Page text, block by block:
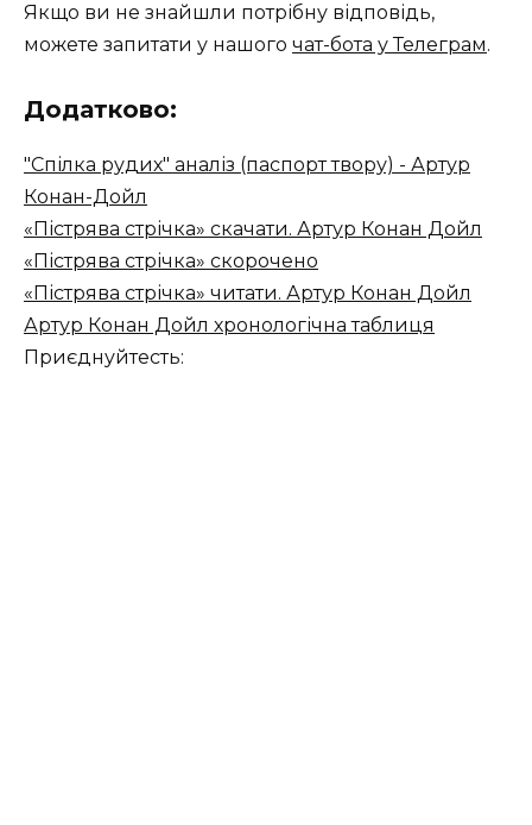
Якщо ви не знайшли потрібну відповідь,
можете запитати у нашого чат-бота у Телеграм.
Додатково:
"Спілка рудих" аналіз (паспорт твору) - Артур
Конан-Дойл
«Пістрява стрічка» скачати. Артур Конан Дойл
«Пістрява стрічка» скорочено
«Пістрява стрічка» читати. Артур Конан Дойл
Артур Конан Дойл хронологічна таблиця
Приєднуйтесть: